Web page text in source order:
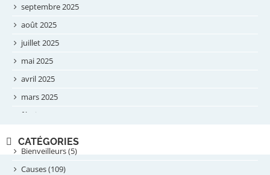
septembre 2025
août 2025
juillet 2025
mai 2025
avril 2025
mars 2025
février 2025
septembre 2024
août 2024
CATÉGORIES
Bienveilleurs (5)
Causes (109)